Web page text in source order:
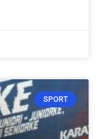
SPORT